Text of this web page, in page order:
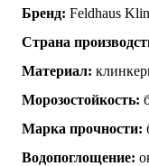
Бренд: Feldhaus
Страна
Материал:
Морозостойкость:
Марка прочности:
Водопоглощение: